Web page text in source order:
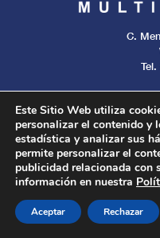
C.
Tel.
Todos los
Aviso legal
Este Sitio Web utiliza
personalizar el contenido y
estadística y analizar sus
permite personalizar el
publicidad relacionada con
información en nuestra
Aceptar Rechazar